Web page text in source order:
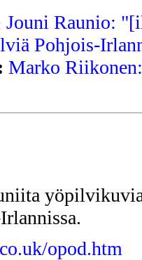
Jouni Raunio:
Pohjois-
Marko
opod.htm